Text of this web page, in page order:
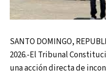
SANTO DOMINGO,
2026.-El Tribunal
una acción directa de